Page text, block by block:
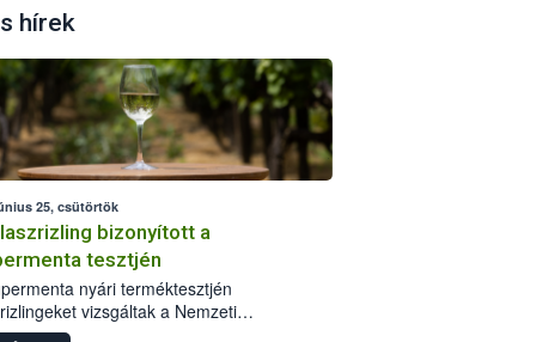
hírek
25, csütörtök
bizonyított a
tesztjén
nyári terméktesztjén
vizsgáltak a Nemzeti
biztonsági Hivatal (Nébih)